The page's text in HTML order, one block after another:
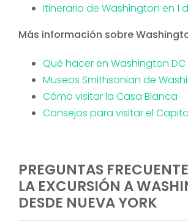
Itinerario de Washington en 1
Más información sobre
Qué hacer en Washington DC
Museos Smithsonian de
Cómo visitar la Casa Blanca
Consejos para visitar el
PREGUNTAS
LA EXCURSIÓN A
DESDE NUEVA YORK